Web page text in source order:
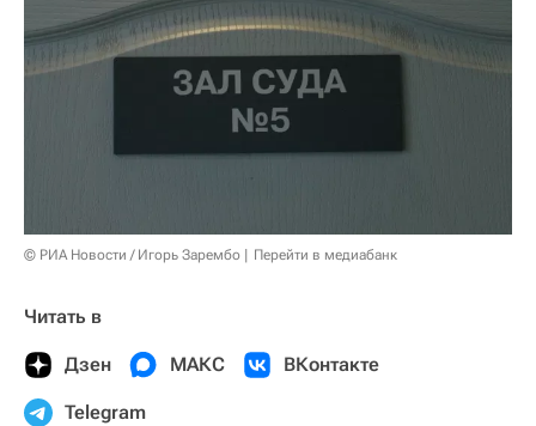
© РИА Новости / Игорь Зарембо Перейти в медиабанк
Читать в
Дзен МАКС ВКонтакте
Telegram